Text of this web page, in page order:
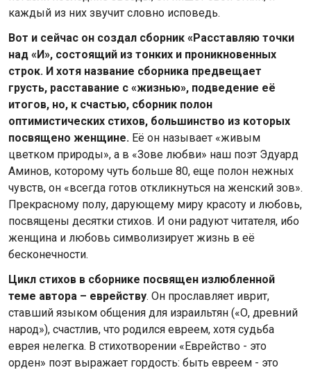
каждый из них звучит словно исповедь.
Вот и сейчас он создал сборник «Расставляю точки
над «И», состоящий из тонких и проникновенных
строк. И хотя название сборника предвещает
грусть, расставание с «жизнью», подведение её
итогов, но, к счастью, сборник полон
оптимистических стихов, большинство из которых
посвящено женщине. Её он называет «живым
цветком природы», а в «Зове любви» наш поэт Эдуард
Аминов, которому чуть больше 80, еще полон нежных
чувств, он «всегда готов откликнуться на женский зов».
Прекрасному полу, дарующему миру красоту и любовь,
посвящены десятки стихов. И они радуют читателя, ибо
женщина и любовь символизирует жизнь в её
бесконечности.
Цикл стихов в сборнике посвящен излюбленной
теме автора – еврейству. Он прославляет иврит,
ставший языком общения для израильтян («О, древний
народ»), счастлив, что родился евреем, хотя судьба
еврея нелегка. В стихотворении «Еврейство - это
орден» поэт выражает гордость: быть евреем - это